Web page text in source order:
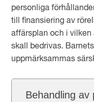
personliga
till finansiering av
affärsplan och i
skall bedrivas.
uppmärksammas
Behandling av